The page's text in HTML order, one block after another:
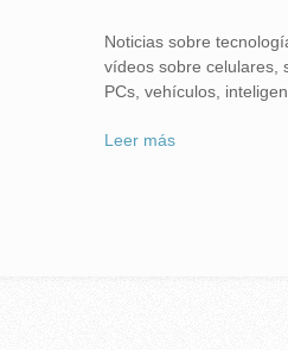
Noticias sobre
vídeos sobre celulares,
PCs, vehículos,
Leer más